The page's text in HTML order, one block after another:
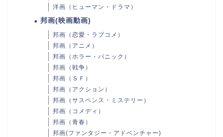
洋画（ヒューマン・ドラマ）
邦画(映画動画)
邦画（恋愛・ラブコメ）
邦画（アニメ）
邦画（ホラー・パニック）
邦画（戦争）
邦画（ＳＦ）
邦画（アクション）
邦画（サスペンス・ミステリー）
邦画（コメディ）
邦画（青春）
邦画(ファンタジー・アドベンチャー)